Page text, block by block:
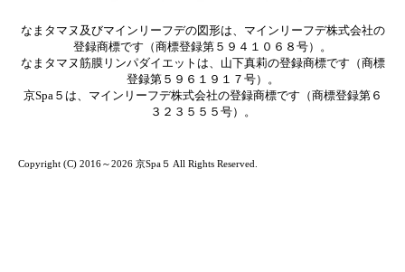
なまタマヌ及びマインリーフデの図形は、マインリーフデ株式会社の
登録商標です（商標登録第５９４１０６８号）。
なまタマヌ筋膜リンパダイエットは、山下真莉の登録商標です（商標
登録第５９６１９１７号）。
京Spa５は、マインリーフデ株式会社の登録商標です（商標登録第６
３２３５５５号）。
Copyright (C) 2016～2026 京Spa５ All Rights Reserved.